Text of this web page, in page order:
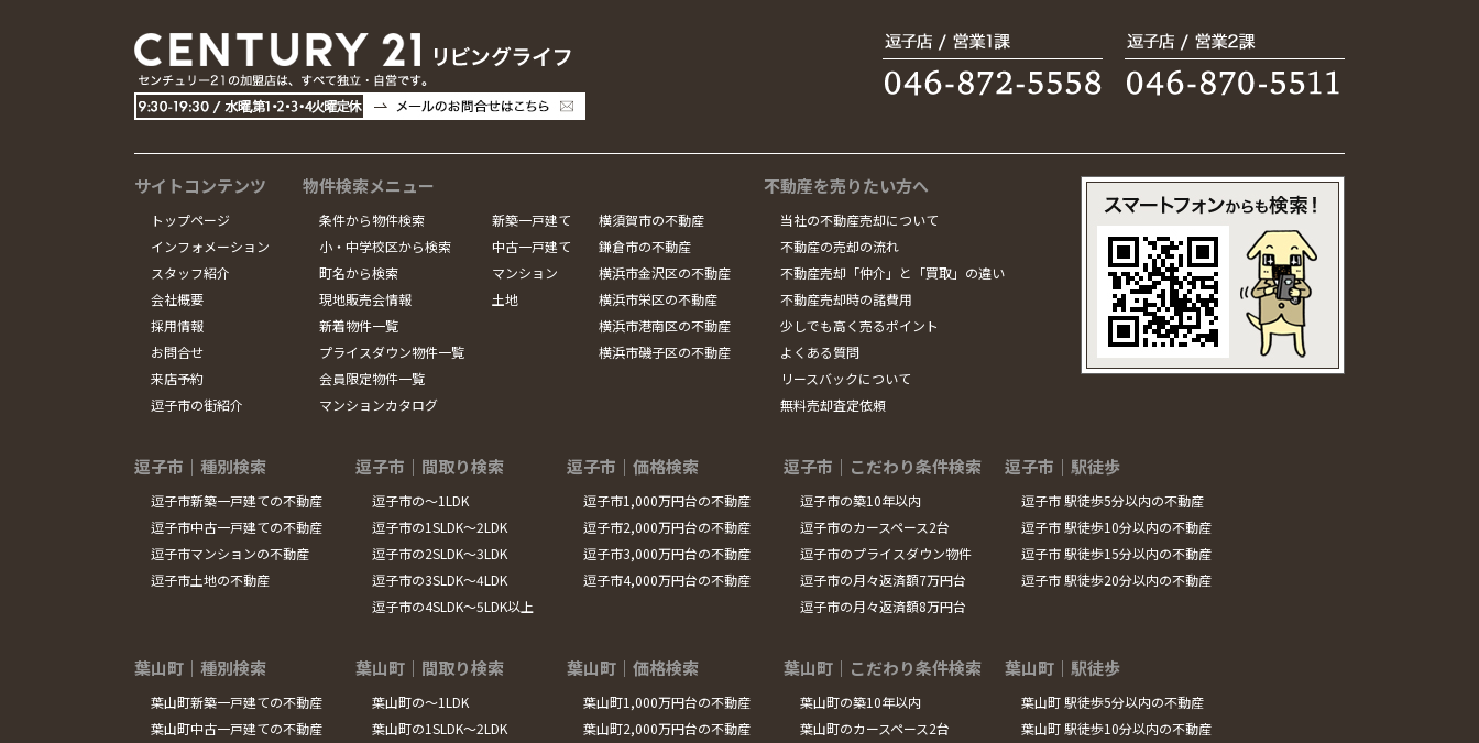
サイトコンテンツ
トップページ
インフォメーション
スタッフ紹介
会社概要
採用情報
お問合せ
来店予約
逗子市の街紹介
物件検索メニュー
条件から物件検索
小・中学校区から検索
町名から検索
現地販売会情報
新着物件一覧
プライスダウン物件一覧
会員限定物件一覧
マンションカタログ
新築一戸建て
中古一戸建て
マンション
土地
横須賀市の不動産
鎌倉市の不動産
横浜市金沢区の不動産
横浜市栄区の不動産
横浜市港南区の不動産
横浜市磯子区の不動産
不動産を売りたい方へ
当社の不動産売却について
不動産の売却の流れ
不動産売却「仲介」と「買取」の違い
不動産売却時の諸費用
少しでも高く売るポイント
よくある質問
リースバックについて
無料売却査定依頼
逗子市｜種別検索
逗子市新築一戸建ての不動産
逗子市中古一戸建ての不動産
逗子市マンションの不動産
逗子市土地の不動産
逗子市｜間取り検索
逗子市の～1LDK
逗子市の1SLDK～2LDK
逗子市の2SLDK～3LDK
逗子市の3SLDK～4LDK
逗子市の4SLDK～5LDK以上
逗子市｜価格検索
逗子市1,000万円台の不動産
逗子市2,000万円台の不動産
逗子市3,000万円台の不動産
逗子市4,000万円台の不動産
逗子市｜こだわり条件検索
逗子市の築10年以内
逗子市のカースペース2台
逗子市のプライスダウン物件
逗子市の月々返済額7万円台
逗子市の月々返済額8万円台
逗子市｜駅徒歩
逗子市 駅徒歩5分以内の不動産
逗子市 駅徒歩10分以内の不動産
逗子市 駅徒歩15分以内の不動産
逗子市 駅徒歩20分以内の不動産
葉山町｜種別検索
葉山町新築一戸建ての不動産
葉山町中古一戸建ての不動産
葉山町｜間取り検索
葉山町の～1LDK
葉山町の1SLDK～2LDK
葉山町｜価格検索
葉山町1,000万円台の不動産
葉山町2,000万円台の不動産
葉山町｜こだわり条件検索
葉山町の築10年以内
葉山町のカースペース2台
葉山町｜駅徒歩
葉山町 駅徒歩5分以内の不動産
葉山町 駅徒歩10分以内の不動産